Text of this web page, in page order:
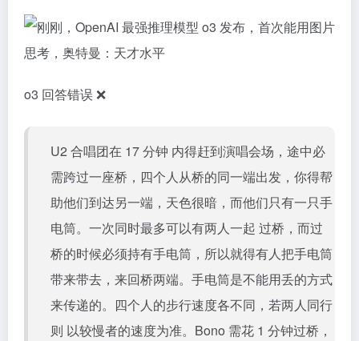
o3 回答错误 ❌
U2 合唱团在 17 分钟 内得赶到演唱会场，途中必
需跨过一座桥，四个人从桥的同一端出发，你得帮
助他们到达另一端，天色很暗，而他们只有一只手
电筒。一次同时最多可以有两人一起 过桥，而过
桥的时候必须持有手电筒，所以就得有人把手电筒
带来带去，来回桥两端。手电筒是不能用丢的方式
来传递的。四个人的步行速度各不同，若两人同行
则 以较慢者的速度为准。Bono 需花 1 分钟过桥，